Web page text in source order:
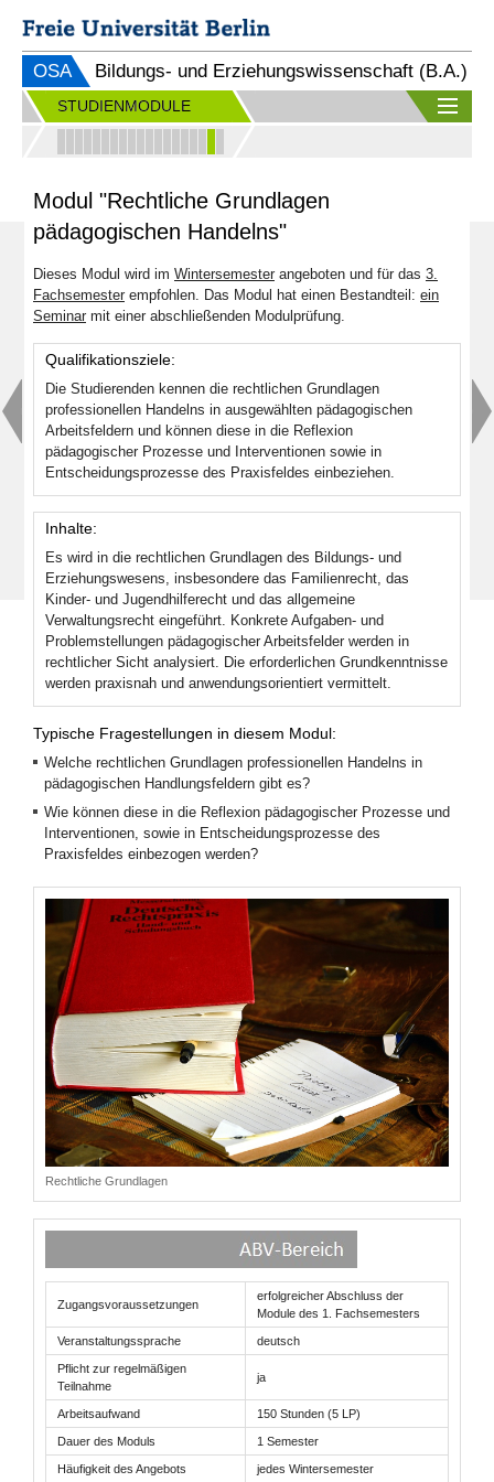
OSA Bildungs- und Erziehungswissenschaft (B.A.)
STUDIENMODULE
Modul "Rechtliche Grundlagen
pädagogischen Handelns"
Dieses Modul wird im Wintersemester angeboten und für das 3.
Fachsemester empfohlen. Das Modul hat einen Bestandteil: ein
Seminar mit einer abschließenden Modulprüfung.
Qualifikationsziele:
Die Studierenden kennen die rechtlichen Grundlagen
professionellen Handelns in ausgewählten pädagogischen
Arbeitsfeldern und können diese in die Reflexion
pädagogischer Prozesse und Interventionen sowie in
Entscheidungsprozesse des Praxisfeldes einbeziehen.
Inhalte:
Es wird in die rechtlichen Grundlagen des Bildungs- und
Erziehungswesens, insbesondere das Familienrecht, das
Kinder- und Jugendhilferecht und das allgemeine
Verwaltungsrecht eingeführt. Konkrete Aufgaben- und
Problemstellungen pädagogischer Arbeitsfelder werden in
rechtlicher Sicht analysiert. Die erforderlichen Grundkenntnisse
werden praxisnah und anwendungsorientiert vermittelt.
Typische Fragestellungen in diesem Modul:
Welche rechtlichen Grundlagen professionellen Handelns in
pädagogischen Handlungsfeldern gibt es?
Wie können diese in die Reflexion pädagogischer Prozesse und
Interventionen, sowie in Entscheidungsprozesse des
Praxisfeldes einbezogen werden?
Rechtliche Grundlagen
Zugangsvoraussetzungen
erfolgreicher Abschluss der
Module des 1. Fachsemesters
Veranstaltungssprache deutsch
Pflicht zur regelmäßigen
Teilnahme
ja
Arbeitsaufwand 150 Stunden (5 LP)
Dauer des Moduls 1 Semester
Häufigkeit des Angebots jedes Wintersemester